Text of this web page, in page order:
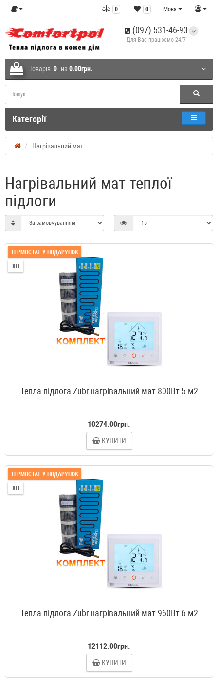
Мова
0
0
(097) 531-46-93
Для Вас працюємо 24/7
Товарів:0 на 0.00грн.
Категорії
Нагрівальний мат
Нагрівальний мат теплої
підлоги
ТЕРМОСТАТ У ПОДАРУНОК
ХІТ
Тепла підлога Zubr нагрівальний мат 800Вт 5 м2
10274.00грн.
КУПИТИ
ТЕРМОСТАТ У ПОДАРУНОК
ХІТ
Тепла підлога Zubr нагрівальний мат 960Вт 6 м2
12112.00грн.
КУПИТИ